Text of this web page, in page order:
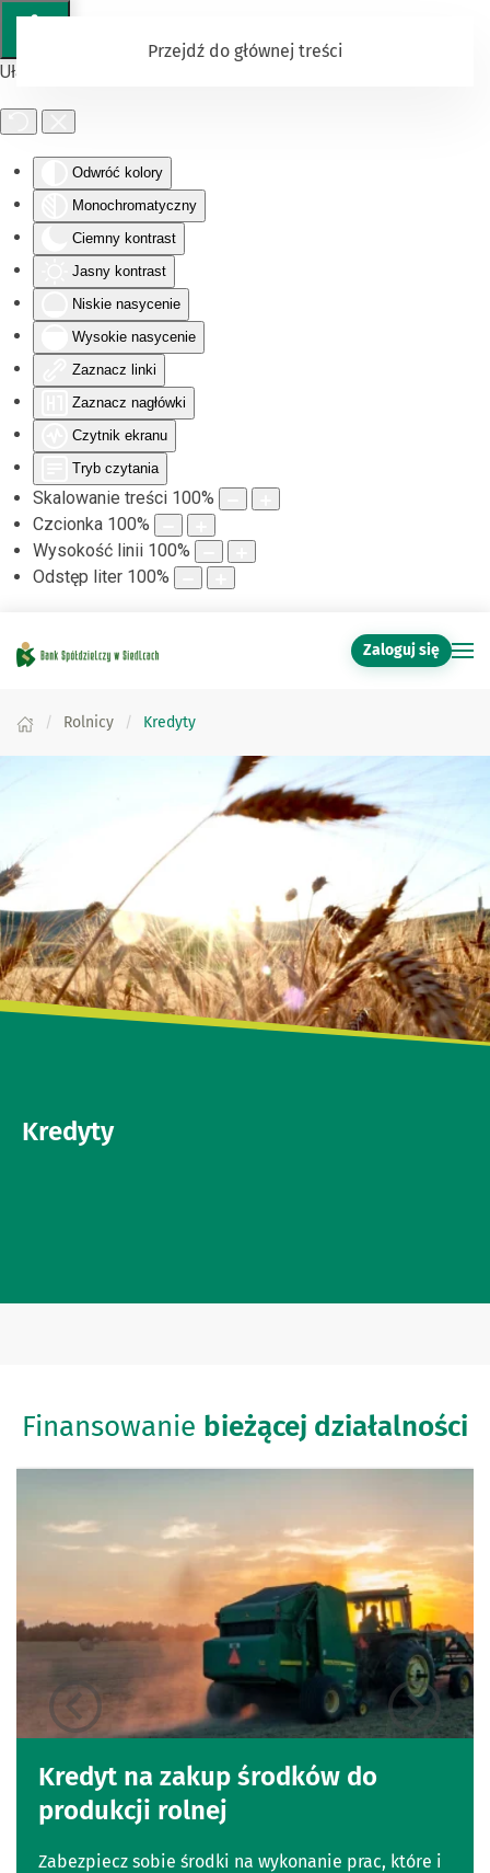
Ułatwienia dostępu
Odwróć kolory
Monochromatyczny
Ciemny kontrast
Jasny kontrast
Niskie nasycenie
Wysokie nasycenie
Zaznacz linki
Zaznacz nagłówki
Czytnik ekranu
Tryb czytania
Skalowanie treści 100%
Czcionka 100%
Wysokość linii 100%
Odstęp liter 100%
Przejdź do głównej treści
Zaloguj się
Rolnicy Kredyty
Kredyty
Finansowanie bieżącej działalności
Kredyt na zakup środków do
produkcji rolnej
Zabezpiecz sobie środki na wykonanie prac, które i